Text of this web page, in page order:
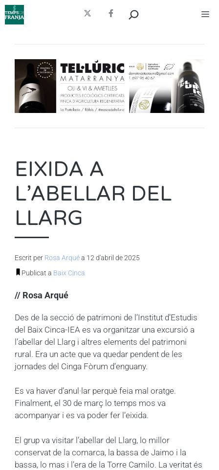
Vés
al
EIXIDA A
L’ABELLAR DEL
LLARG
Escrit per Rosa Arquéa 12 d'abril de 2025
Publicat a Baix Cinca
// Rosa Arqué
Des de la secció de patrimoni de l’Institut d’Estudis
del Baix Cinca-IEA es va organitzar una excursió a
l’abellar del Llarg i altres elements del patrimoni
rural. Era un acte que va quedar pendent de les
jornades del Cinga Fòrum d’enguany.
Es va haver d’anul·lar perquè feia mal oratge.
Finalment, el 30 de març lo temps mos va
acompanyar i es va poder fer l’eixida.
El grup va visitar l’abellar del Llarg, lo millor
conservat de la comarca, la bassa de Jaimo i la
bassa, lo mas i l’era de la Torre Camilo. La veritat és